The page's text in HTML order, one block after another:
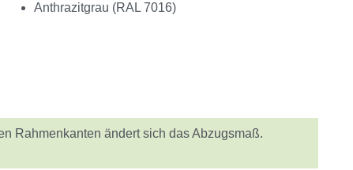
Anthrazitgrau (RAL 7016)
Rahmenkanten ändert sich das Abzugsmaß.